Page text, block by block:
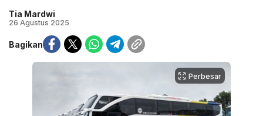
Tia Mardwi
26 Agustus 2025
Bagikan
Perbesar